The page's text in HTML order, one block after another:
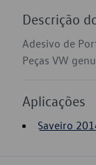
Descrição
Adesivo de
Peças VW
Aplicações
Saveiro